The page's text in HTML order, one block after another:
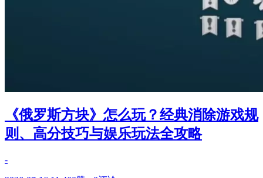
《俄罗斯方块》怎么玩？经典消除游戏规
则、高分技巧与娱乐玩法全攻略
-